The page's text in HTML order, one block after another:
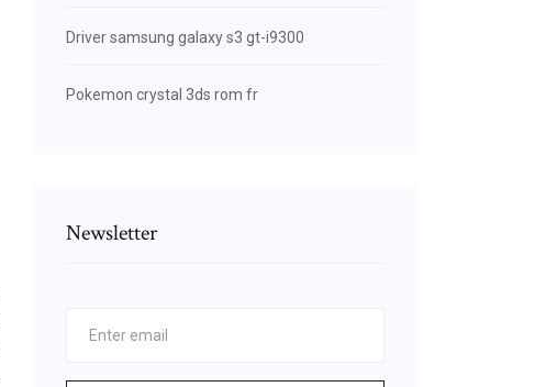
Driver samsung galaxy s3 gt-i9300
Pokemon crystal 3ds rom fr
Newsletter